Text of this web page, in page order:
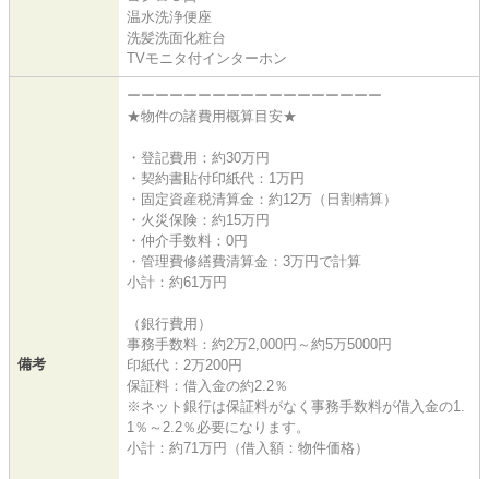
温水洗浄便座
洗髪洗面化粧台
TVモニタ付インターホン
備考
ーーーーーーーーーーーーーーーーーー
★物件の諸費用概算目安★
・登記費用：約30万円
・契約書貼付印紙代：1万円
・固定資産税清算金：約12万（日割精算）
・火災保険：約15万円
・仲介手数料：0円
・管理費修繕費清算金：3万円で計算
小計：約61万円
（銀行費用）
事務手数料：約2万2,000円～約5万5000円
印紙代：2万200円
保証料：借入金の約2.2％
※ネット銀行は保証料がなく事務手数料が借入金の1.
1％～2.2％必要になります。
小計：約71万円（借入額：物件価格）